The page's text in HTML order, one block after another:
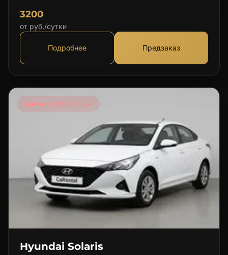
3200
от руб./сутки
Подробнее Предзаказ
Занято до 23.08.2026
Hyundai Solaris